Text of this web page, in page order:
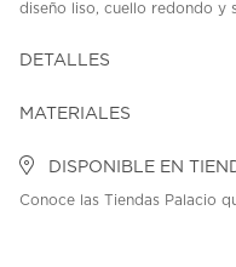
diseño liso, cuello redondo y
DETALLES
MATERIALES
DISPONIBLE EN
Conoce las Tiendas Palacio